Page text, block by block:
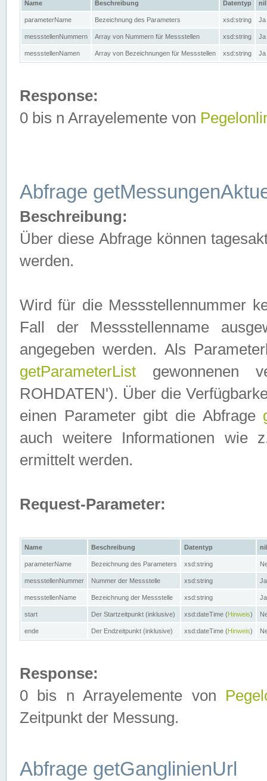
Name Beschreibung Datentyp nil
parameterName Bezeichnung des Parameters xsd:string Ja
messstellenNummern Array von Nummern für Messstellen xsd:string Ja
messstellenNamen Array von Bezeichnungen für Messstellen xsd:string Ja
Response:
0 bis n Arrayelemente von
Abfrage
Beschreibung:
Über diese Abfrage können
werden.
Wird für die Messstellennummer
Fall der Messstellenname
angegeben werden. Als
getParameterList gewonnenen
ROHDATEN'). Über die
einen Parameter gibt die Abfrage
auch weitere Informationen wie
ermittelt werden.
Request-Parameter:
Name Beschreibung Datentyp nil
parameterName Bezeichnung des Parameters xsd:string
messstellenNummer Nummer der Messstelle xsd:string Ja
messstellenName Bezeichnung der Messstelle xsd:string Ja
start Der Startzeitpunkt (inklusive) xsd:dateTime (Hinweis)
ende Der Endzeitpunkt (inklusive) xsd:dateTime (Hinweis)
Response:
0 bis n Arrayelemente von
Zeitpunkt der Messung.
Abfrage getGanglinienUrl